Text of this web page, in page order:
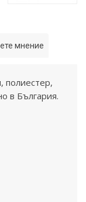
мнение
полиестер,
в България.